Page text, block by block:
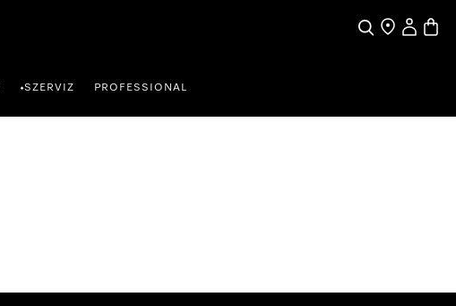
KeresesÜzletkereső
Saját profil
•SZERVIZ PROFESSIONAL